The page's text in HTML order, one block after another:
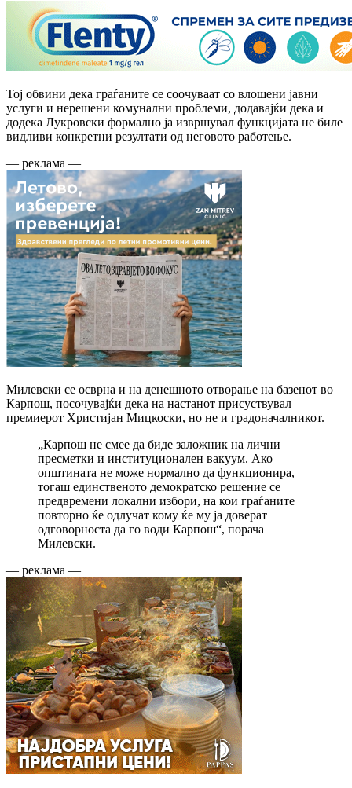
Тој обвини дека граѓаните се соочуваат со влошени јавни
услуги и нерешени комунални проблеми, додавајќи дека и
додека Лукровски формално ја извршувал функцијата не биле
видливи конкретни резултати од неговото работење.
— реклама —
Милевски се осврна и на денешното отворање на базенот во
Карпош, посочувајќи дека на настанот присуствувал
премиерот Христијан Мицкоски, но не и градоначалникот.
„Карпош не смее да биде заложник на лични
пресметки и институционален вакуум. Ако
општината не може нормално да функционира,
тогаш единственото демократско решение се
предвремени локални избори, на кои граѓаните
повторно ќе одлучат кому ќе му ја доверат
одговорноста да го води Карпош“, порача
Милевски.
— реклама —